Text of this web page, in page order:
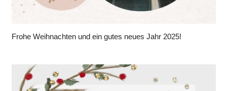
Frohe Weihnachten und ein gutes neues Jahr 2025!